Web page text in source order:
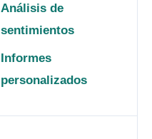
Análisis de
sentimientos
Informes
personalizados